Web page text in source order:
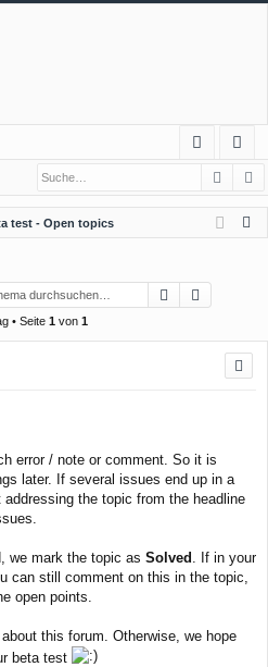
m
el
de
n
ist
rie
test - Open topics
Suche
• Seite 1 von 1
error / note or comment. So it is
later. If several issues end up in a
the topic from the headline
we mark the topic as Solved . If in your
can still comment on this in the topic,
open points.
this forum. Otherwise, we hope
beta test